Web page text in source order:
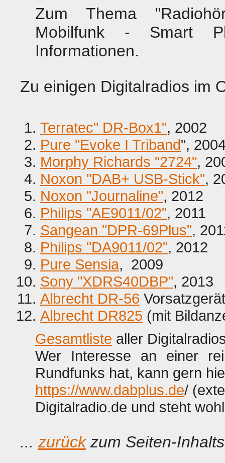
Zum Thema
Mobilfunk - Smart
Informationen.
Zu einigen Digitalradios im
Terratec" DR-Box1", 2002
Pure "Evoke I Triband",
Morphy Richards "2724",
Noxon "DAB+ USB-Stick",
Noxon "Journaline", 2012
Philips "AE9011/02", 2011
Sangean "DPR-69Plus",
Philips "DA9011/02", 2012
Pure Sensia, 2009
Sony "XDRS40DBP", 2013
Albrecht DR-56
Albrecht DR825 (mit
Gesamtliste aller
Wer Interesse an einer
Rundfunks hat, kann gern
https://www.dabplus.de/
Digitalradio.de und steht
... zurückzum Seiten-